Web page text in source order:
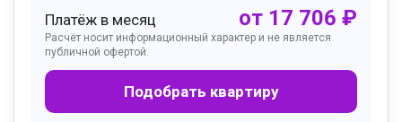
Платёж в месяц от 17 706 ₽
Расчёт носит информационный характер и не является
публичной офертой.
Подобрать квартиру